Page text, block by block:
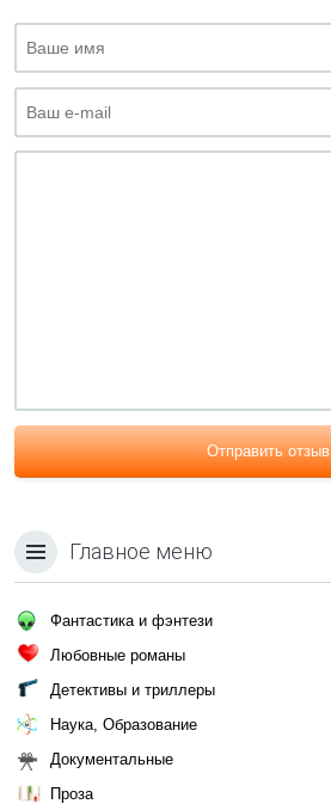
Отправить отзыв
Главное меню
Фантастика и фэнтези
Любовные романы
Детективы и триллеры
Наука, Образование
Документальные
Проза